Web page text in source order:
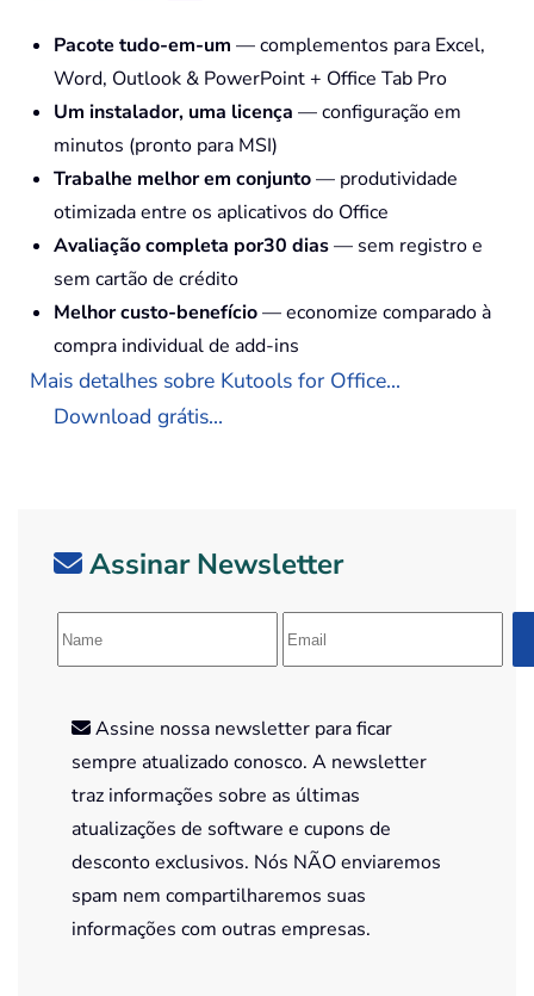
Pacote tudo-em-um — complementos para Excel,
Word, Outlook & PowerPoint + Office Tab Pro
Um instalador, uma licença — configuração em
minutos (pronto para MSI)
Trabalhe melhor em conjunto— produtividade
otimizada entre os aplicativos do Office
Avaliação completa por30 dias— sem registro e
sem cartão de crédito
Melhor custo-benefício— economize comparado à
compra individual de add-ins
Mais detalhes sobre Kutools for Office...
Download grátis...
Assinar Newsletter
Assine nossa newsletter para ficar
sempre atualizado conosco. A newsletter
traz informações sobre as últimas
atualizações de software e cupons de
desconto exclusivos. Nós NÃO enviaremos
spam nem compartilharemos suas
informações com outras empresas.